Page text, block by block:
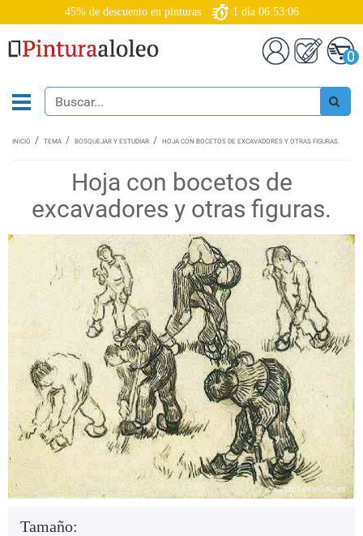
45% de descuento en pinturas 1 día 06:53:05
0
INICIO TEMA BOSQUEJAR Y ESTUDIAR HOJA CON BOCETOS DE EXCAVADORES Y OTRAS FIGURAS.
Hoja con bocetos de
excavadores y otras figuras.
Tamaño: